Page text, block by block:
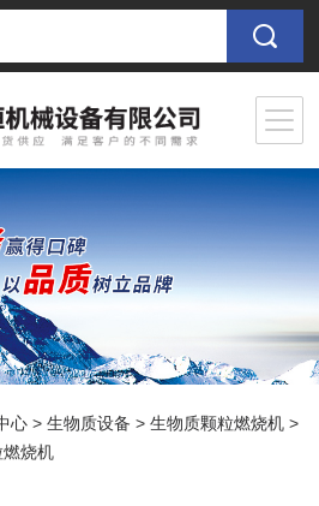
心 >生物质设备 >生物质颗粒燃烧机 >
烧机